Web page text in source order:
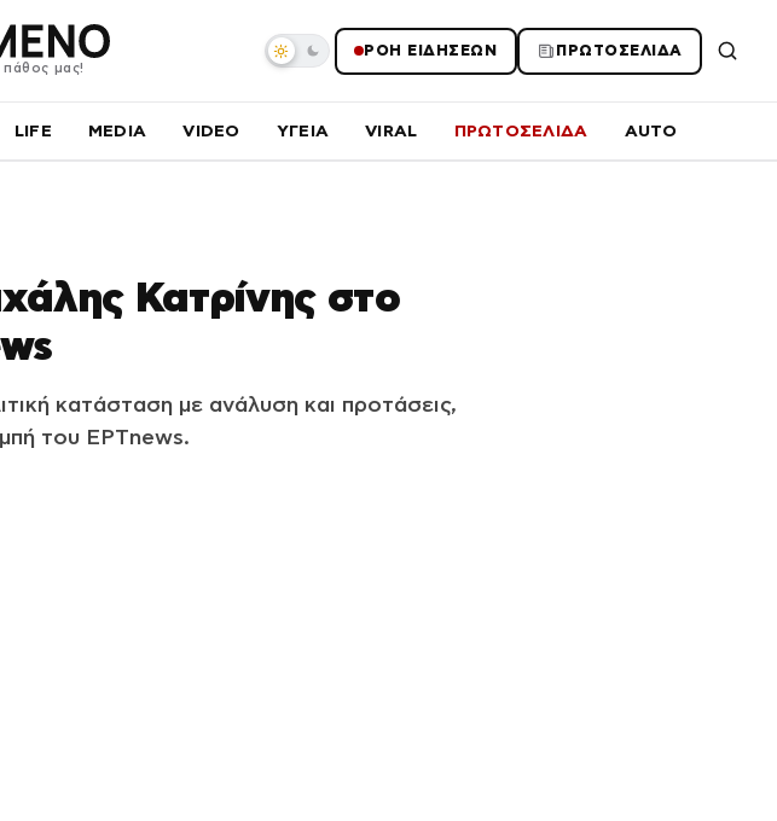
μας!
ΡΟΗ ΕΙΔΗΣΕΩΝ ΠΡΩΤΟΣΕΛΙΔΑ
LIFE MEDIA VIDEO ΥΓΕΙΑ VIRAL ΠΡΩΤΟΣΕΛΙΔΑ AUTO
Κατρίνης στο
κατάσταση με ανάλυση και προτάσεις,
του ΕΡΤnews.